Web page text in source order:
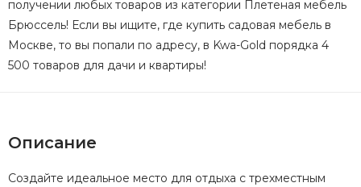
получении любых товаров из категории Плетеная мебель
Брюссель! Если вы ищите, где купить садовая мебель в
Москве, то вы попали по адресу, в Kwa-Gold порядка 4
500 товаров для дачи и квартиры!
Описание
Создайте идеальное место для отдыха с трехместным